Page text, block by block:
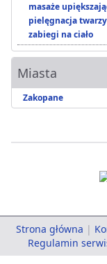
masaże
pielęgnacja
zabiegi na ciało
Miasta
Zakopane
Strona główna |
Regulamin